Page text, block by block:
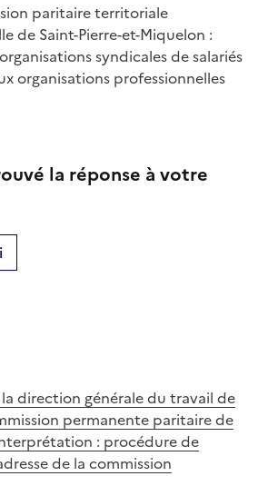
paritaire territoriale
de Saint-Pierre-et-Miquelon :
syndicales de salariés
organisations professionnelles
la réponse à votre
la direction générale du travail de
permanente paritaire de
: procédure de
de la commission